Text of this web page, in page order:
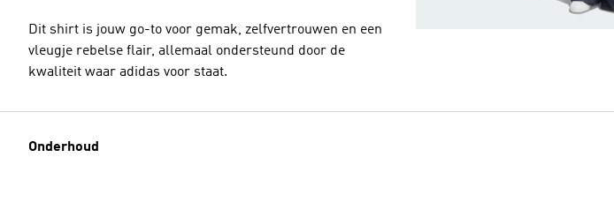
Dit shirt is jouw go-to voor gemak, zelfvertrouwen en een
vleugje rebelse flair, allemaal ondersteund door de
kwaliteit waar adidas voor staat.
Onderhoud